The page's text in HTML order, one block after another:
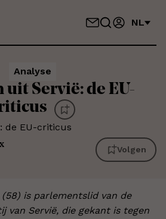
NL
Analyse
uit Servië: de EU-
Volgen
is parlementslid van de
van Servië, die gekant is tegen